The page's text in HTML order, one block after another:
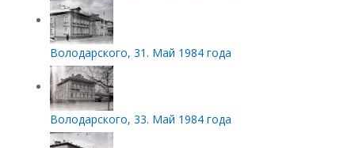
Володарского, 31. Май 1984 года
Володарского, 33. Май 1984 года